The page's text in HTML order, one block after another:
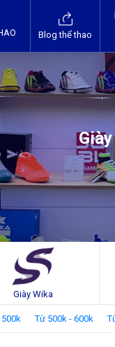
Blog thể thao
Giày Wika
500k Từ 500k - 600k